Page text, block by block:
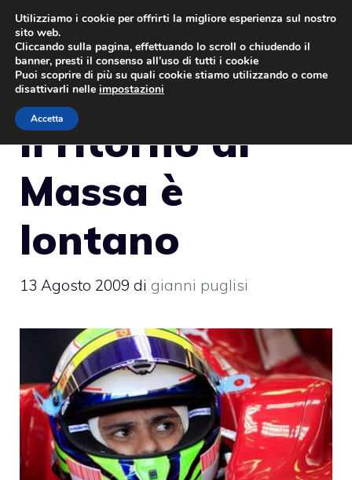
Vai
contenuto
Il ritorno di
Massa è
lontano
13 Agosto 2009 di gianni puglisi
Utilizziamo i cookie per offrirti la migliore esperienza sul nostro
sito web.
Cliccando sulla pagina, effettuando lo scroll o chiudendo il
banner, presti il consenso all’uso di tutti i cookie
Puoi scoprire di più su quali cookie stiamo utilizzando o come
disattivarli nelle impostazioni
Accetta